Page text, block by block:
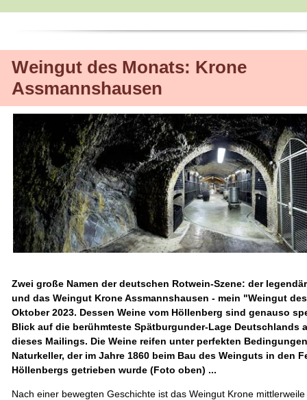
Weingut des Monats: Krone
Assmannshausen
Zwei große Namen der deutschen Rotwein-Szene: der
und das Weingut Krone Assmannshausen - mein "Weingut
Oktober 2023. Dessen Weine vom Höllenberg sind genauso
Blick auf die berühmteste Spätburgunder-Lage Deutschlands
dieses Mailings. Die Weine reifen unter perfekten
Naturkeller, der im Jahre 1860 beim Bau des Weinguts in den
Höllenbergs getrieben wurde (Foto oben) ...
Nach einer bewegten Geschichte ist das Weingut Krone